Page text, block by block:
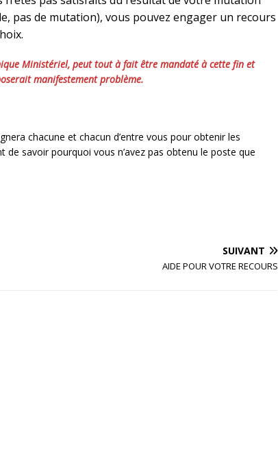
pas de mutation), vous pouvez engager un recours
Ministériel, peut tout à fait être mandaté à cette fin et
manifestement problème.
chacune et chacun d’entre vous pour obtenir les
savoir pourquoi vous n’avez pas obtenu le poste que
SUIVANT
AIDE POUR VOTRE RECOURS